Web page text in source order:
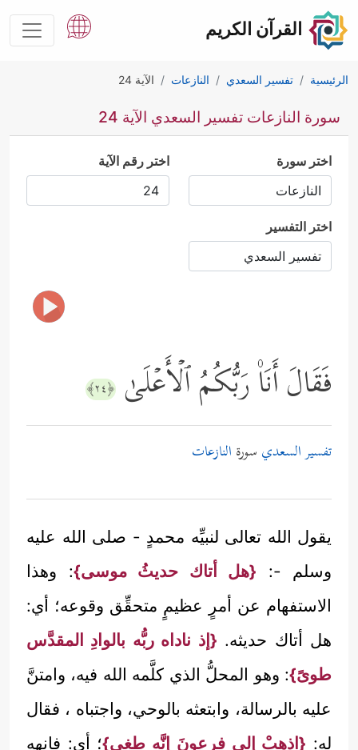
القرآن الكريم
الرئيسية تفسير السعدي النازعات الآية 24
سورة النازعات تفسير السعدي الآية 24
اختر سورة اختر رقم الآية
اختر التفسير
فَقَالَ أَنَا۠ رَبُّكُمُ ٱلۡأَعۡلَىٰ ﴿٢٤﴾
تفسير السعدي سورة النازعات
يقول الله تعالى لنبيِّه محمدٍ - صلى الله عليه
وسلم -: {هل أتاك حديثُ موسى}: وهذا
الاستفهام عن أمرٍ عظيمٍ متحقِّق وقوعه؛ أي:
هل أتاك حديثه. {إذ ناداه ربُّه بالوادِ المقدَّس
طوىً}: وهو المحلُّ الذي كلَّمه الله فيه، وامتنَّ
عليه بالرسالة، وابتعثه بالوحي، واجتباه ، فقال
له: {اذهبْ إلى فرعونَ إنَّه طغى}؛ أي: فانهه